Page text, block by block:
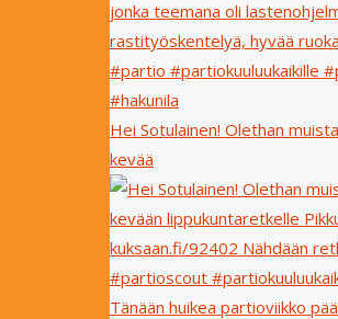
Hei Sotulainen! Olethan
kevää
Tänään huikea partioviikko